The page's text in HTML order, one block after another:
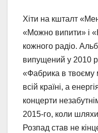
Хіти на кшталт
«Можно випити» і
кожного радіо.
випущений у 2010
«Фабрика в твоєму
всій країні, а
концерти
2015-го, коли
Розпад став не